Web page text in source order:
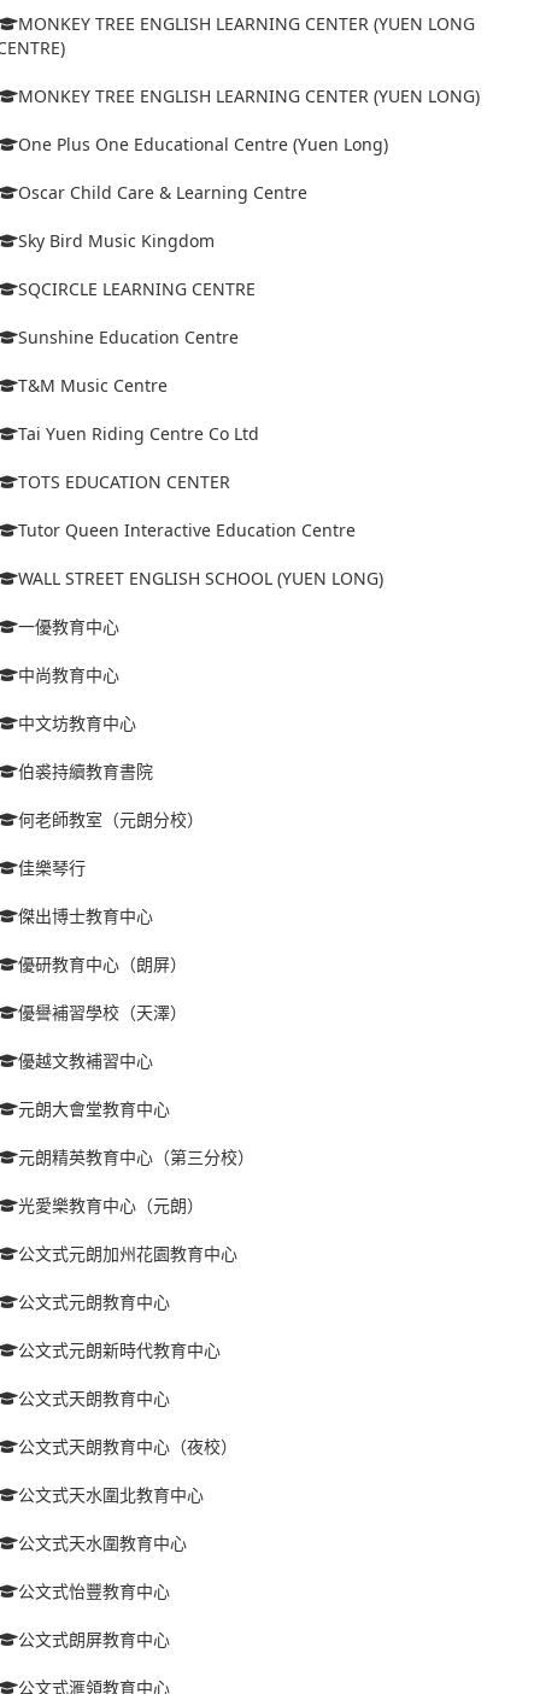
MONKEY TREE ENGLISH LEARNING CENTER (YUEN LONG
MONKEY TREE ENGLISH LEARNING CENTER (YUEN LONG)
One Plus One Educational Centre (Yuen Long)
Oscar Child Care & Learning Centre
Sky Bird Music Kingdom
SQCIRCLE LEARNING CENTRE
Sunshine Education Centre
T&M Music Centre
Tai Yuen Riding Centre Co Ltd
TOTS EDUCATION CENTER
Tutor Queen Interactive Education Centre
WALL STREET ENGLISH SCHOOL (YUEN LONG)
一優教育中心
中尚教育中心
中文坊教育中心
伯裘持續教育書院
何老師教室（元朗分校）
佳樂琴行
傑出博士教育中心
優研教育中心（朗屏）
優譽補習學校（天澤）
優越文教補習中心
元朗大會堂教育中心
元朗精英教育中心（第三分校）
光愛樂教育中心（元朗）
公文式元朗加州花園教育中心
公文式元朗教育中心
公文式元朗新時代教育中心
公文式天朗教育中心
公文式天朗教育中心（夜校）
公文式天水圍北教育中心
公文式天水圍教育中心
公文式怡豐教育中心
公文式朗屏教育中心
公文式滙領教育中心